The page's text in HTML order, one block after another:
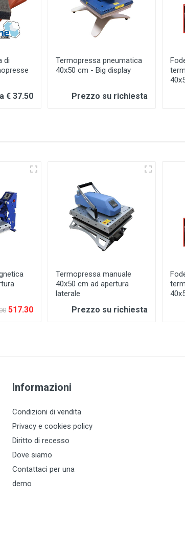
di
€ 37.50
Termopressa pneumatica
40x50 cm - Big display
Prezzo su richiesta
517.30
Termopressa manuale
40x50 cm ad apertura
laterale
Prezzo su richiesta
Informazioni
Condizioni di vendita
Privacy e cookies policy
Diritto di recesso
Dove siamo
Contattaci per una
demo